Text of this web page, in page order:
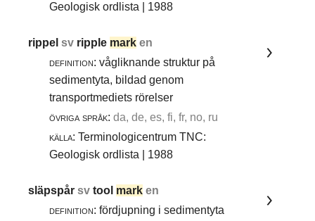
Geologisk ordlista | 1988
rippelsv ripple mark en
definition: vågliknande struktur på
sedimentyta, bildad genom
transportmediets rörelser
övriga språk: da, de, es, fi, fr, no, ru
källa: Terminologicentrum TNC:
Geologisk ordlista | 1988
släpspårsvtool mark en
definition: fördjupning i sedimentyta